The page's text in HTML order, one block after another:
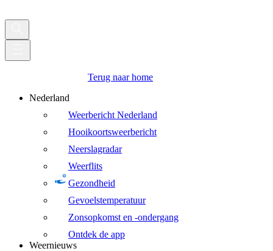
Terug naar home
Nederland
Weerbericht Nederland
Hooikoortsweerbericht
Neerslagradar
Weerflits
Gezondheid
Gevoelstemperatuur
Zonsopkomst en -ondergang
Ontdek de app
Weernieuws